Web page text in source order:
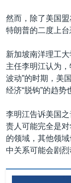
然而，除了美国
特朗普的二度上台
新加坡南洋理工
主任李明江认为
波动”的时期，美
经济“脱钩”的趋势
李明江告诉美国
责人可能完全是
的领域，其他领
中关系可能会剧烈